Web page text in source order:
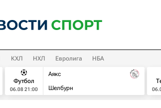
КХЛ НХЛ Евролига НБА
Футбол
06.08 21:00
Аякс
Шелбурн